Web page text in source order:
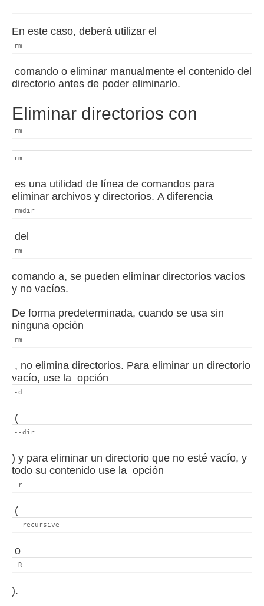
En este caso, deberá utilizar el
rm
comando o eliminar manualmente el contenido del
directorio antes de poder eliminarlo.
Eliminar directorios con
rm
rm
es una utilidad de línea de comandos para
eliminar archivos y directorios. A diferencia
rmdir
del
rm
comando a, se pueden eliminar directorios vacíos
y no vacíos.
De forma predeterminada, cuando se usa sin
ninguna opción
rm
, no elimina directorios. Para eliminar un directorio
vacío, use la opción
-d
(
--dir
) y para eliminar un directorio que no esté vacío, y
todo su contenido use la opción
-r
(
--recursive
o
-R
).